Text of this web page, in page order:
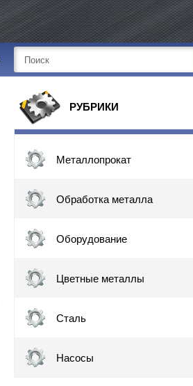
РУБРИКИ
Металлопрокат
Обработка металла
Оборудование
Цветные металлы
Сталь
Насосы